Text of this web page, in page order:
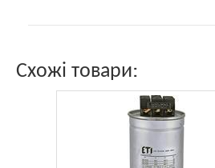
Схожі товари: